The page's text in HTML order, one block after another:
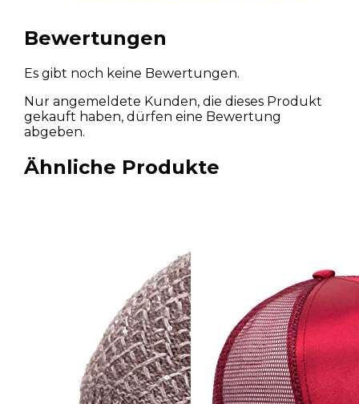
Bewertungen
Es gibt noch keine Bewertungen.
Nur angemeldete Kunden, die dieses Produkt
gekauft haben, dürfen eine Bewertung
abgeben.
Ähnliche Produkte